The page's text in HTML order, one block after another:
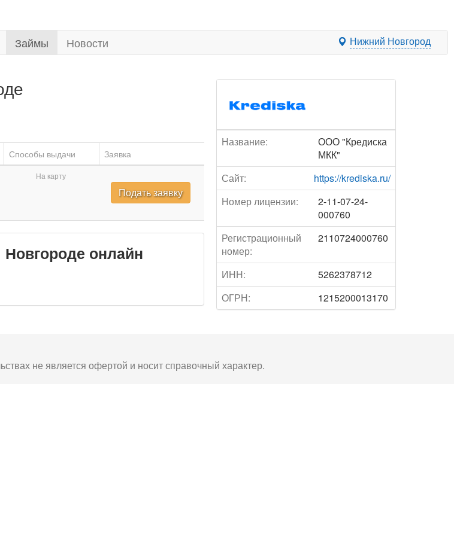
Займы Новости Нижний Новгород
Способы выдачи Заявка
На карту
Подать заявку
онлайн
Название:
ООО "Кредиска
МКК"
Сайт:
https://krediska.ru/
Номер лицензии:
2-11-07-24-
000760
Регистрационный
номер:
2110724000760
ИНН:
5262378712
ОГРН:
1215200013170
не является офертой и носит справочный характер.